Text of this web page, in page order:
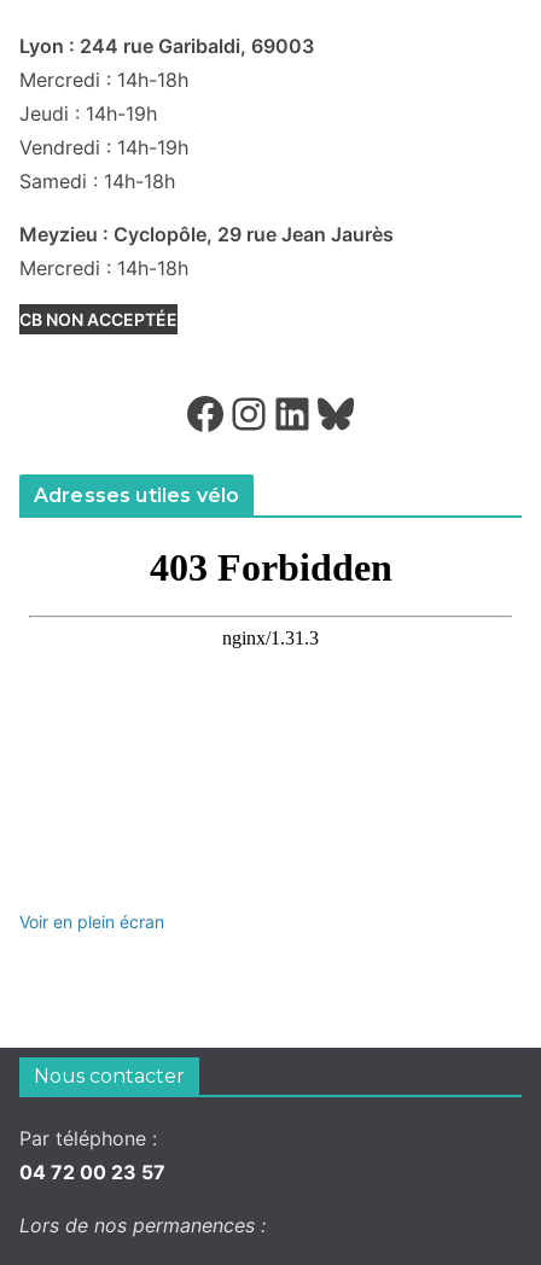
Lyon : 244 rue Garibaldi, 69003
Mercredi : 14h-18h
Jeudi : 14h-19h
Vendredi : 14h-19h
Samedi : 14h-18h
Meyzieu : Cyclopôle, 29 rue Jean Jaurès
Mercredi : 14h-18h
CB NON ACCEPTÉE
Facebook Instagram LinkedIn Bluesky
Adresses utiles vélo
Voir en plein écran
Nous contacter
Par téléphone :
04 72 00 23 57
Lors de nos permanences :